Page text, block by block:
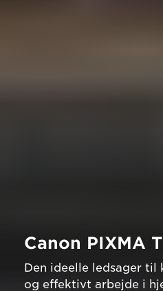
Canon PIXMA
Den ideelle ledsager til
og effektivt arbejde i